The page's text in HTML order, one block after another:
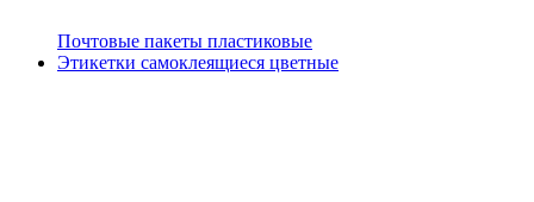
Почтовые пакеты пластиковые
Этикетки самоклеящиеся цветные